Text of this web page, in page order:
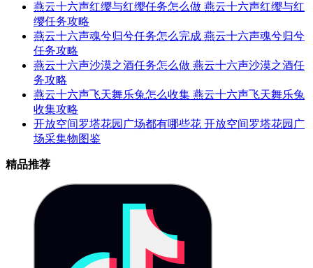
燕云十六声红缨与红缨任务怎么做 燕云十六声红缨与红
缨任务攻略
燕云十六声魂兮归兮任务怎么完成 燕云十六声魂兮归兮
任务攻略
燕云十六声沙漠之酒任务怎么做 燕云十六声沙漠之酒任
务攻略
燕云十六声飞天舞乐兔怎么收集 燕云十六声飞天舞乐兔
收集攻略
开放空间罗塔花园广场都有哪些花 开放空间罗塔花园广
场采集物图鉴
精品推荐